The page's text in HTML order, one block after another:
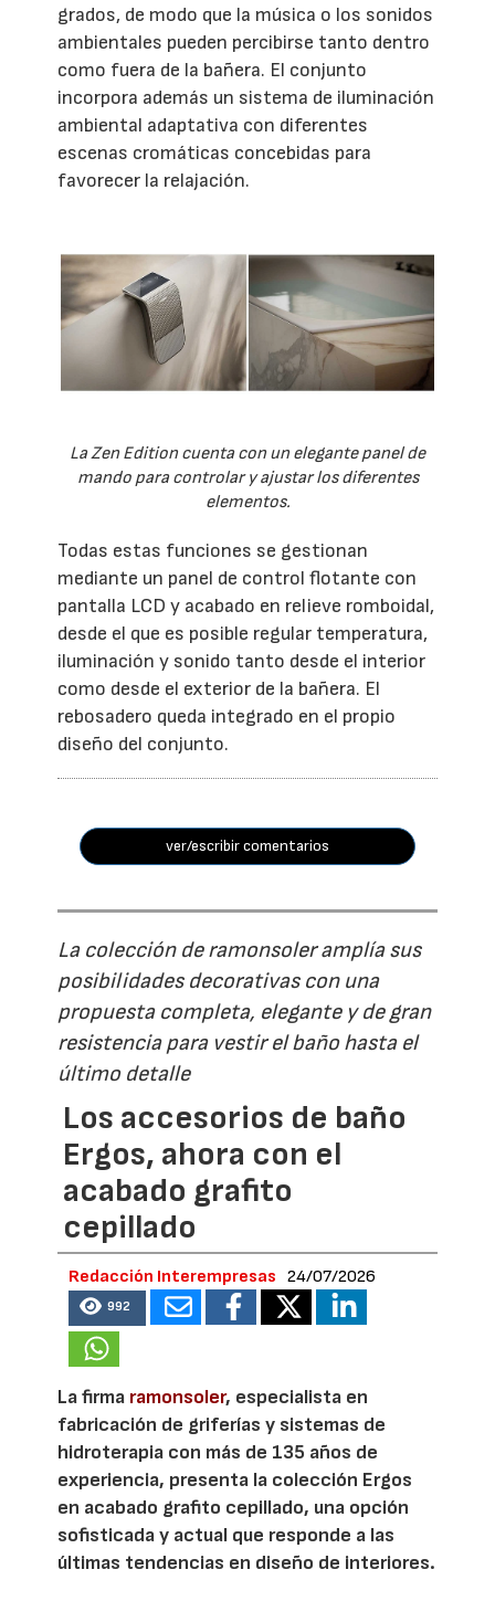
grados, de modo que la música o los sonidos
ambientales pueden percibirse tanto dentro
como fuera de la bañera. El conjunto
incorpora además un sistema de iluminación
ambiental adaptativa con diferentes
escenas cromáticas concebidas para
favorecer la relajación.
La Zen Edition cuenta con un elegante panel de
mando para controlar y ajustar los diferentes
elementos.
Todas estas funciones se gestionan
mediante un panel de control flotante con
pantalla LCD y acabado en relieve romboidal,
desde el que es posible regular temperatura,
iluminación y sonido tanto desde el interior
como desde el exterior de la bañera. El
rebosadero queda integrado en el propio
diseño del conjunto.
ver/escribir comentarios
La colección de ramonsoler amplía sus
posibilidades decorativas con una
propuesta completa, elegante y de gran
resistencia para vestir el baño hasta el
último detalle
Los accesorios de baño
Ergos, ahora con el
acabado grafito
cepillado
Redacción Interempresas 24/07/2026
992
La firma ramonsoler, especialista en
fabricación de griferías y sistemas de
hidroterapia con más de 135 años de
experiencia, presenta la colección Ergos
en acabado grafito cepillado, una opción
sofisticada y actual que responde a las
últimas tendencias en diseño de interiores.